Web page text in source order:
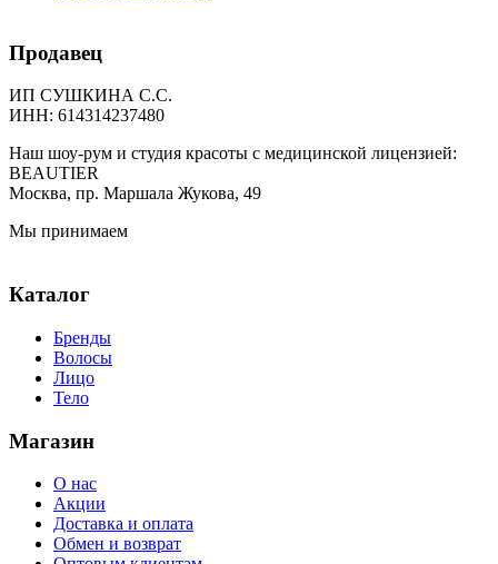
Продавец
ИП СУШКИНА С.С.
ИНН: 614314237480
Наш шоу-рум и студия красоты с медицинской лицензией:
BEAUTIER
Москва, пр. Маршала Жукова, 49
Мы принимаем
Каталог
Бренды
Волосы
Лицо
Тело
Магазин
О нас
Акции
Доставка и оплата
Обмен и возврат